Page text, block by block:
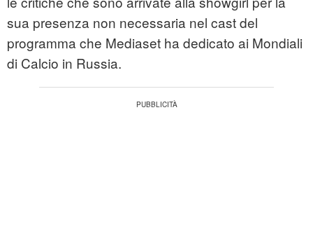
sua presenza non necessaria nel cast del
programma che Mediaset ha dedicato ai Mondiali
di Calcio in Russia.